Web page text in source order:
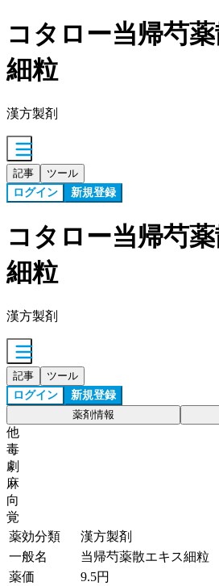
コタロー当帰芍
細粒
漢方製剤
記事 ツール
ログイン 新規登録
コタロー当帰芍
細粒
漢方製剤
記事 ツール
ログイン 新規登録
薬剤情報
他
毒
劇
麻
向
覚
薬効分類
漢方製剤
一般名
当帰芍薬散エキス細粒
薬価
9.5円